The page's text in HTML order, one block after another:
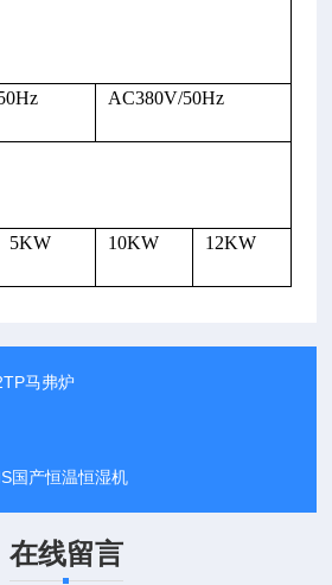
AC380V/50Hz
5KW 10KW 12KW
马弗炉
国产恒温恒湿机
在线留言